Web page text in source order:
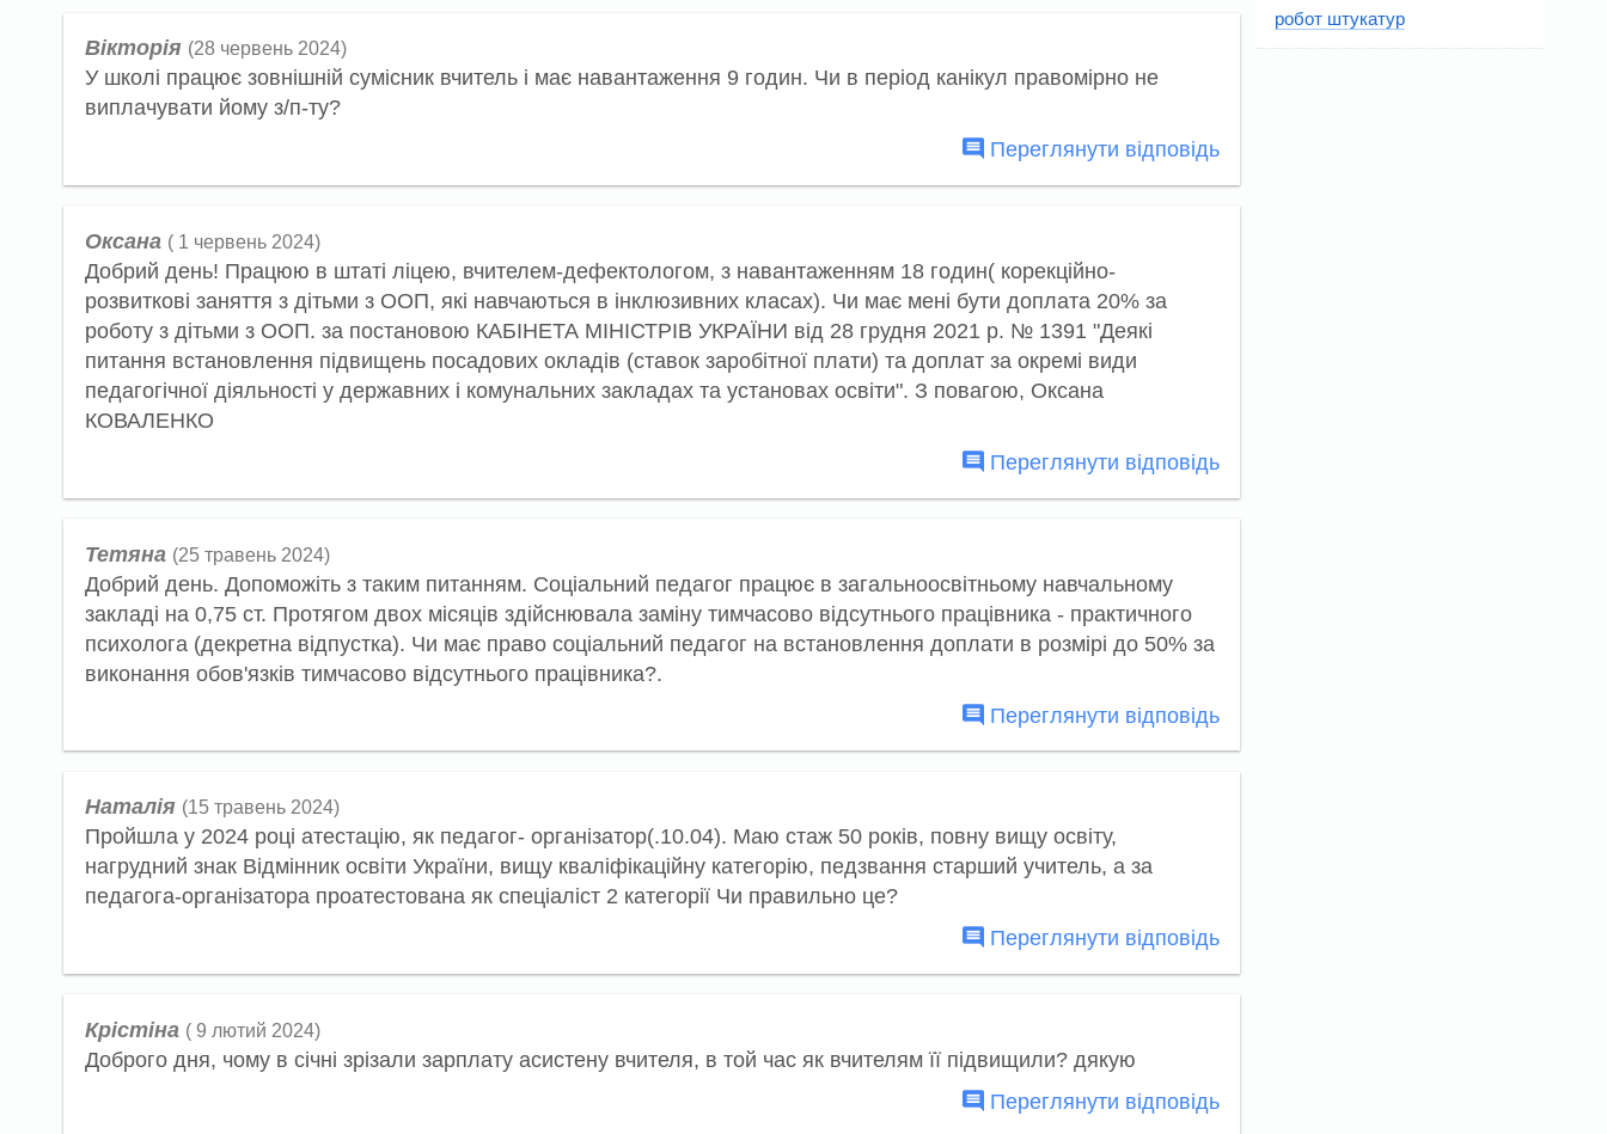
Вікторія (28 червень 2024)
У школі працює зовнішній сумісник вчитель і має навантаження 9 годин. Чи в період канікул правомірно не
виплачувати йому з/п-ту?
Переглянути відповідь
Оксана ( 1 червень 2024)
Добрий день! Працюю в штаті ліцею, вчителем-дефектологoм, з навантаженням 18 годин( корекційно-
розвиткові заняття з дітьми з ООП, які навчаються в інклюзивних класах). Чи має мені бути доплата 20% за
роботу з дітьми з ООП. за постановою КАБІНЕТА МІНІСТРІВ УКРАЇНИ від 28 грудня 2021 р. № 1391 "Деякі
питання встановлення підвищень посадових окладів (ставок заробітної плати) та доплат за окремі види
педагогічної діяльності у державних і комунальних закладах та установах освіти". З повагою, Оксана
КОВАЛЕНКО
Переглянути відповідь
Тетяна (25 травень 2024)
Добрий день. Допоможіть з таким питанням. Соціальний педагог працює в загальноосвітньому навчальному
закладі на 0,75 ст. Протягом двох місяців здійснювала заміну тимчасово відсутнього працівника - практичного
психолога (декретна відпустка). Чи має право соціальний педагог на встановлення доплати в розмірі до 50% за
виконання обов'язків тимчасово відсутнього працівника?.
Переглянути відповідь
Наталія (15 травень 2024)
Пройшла у 2024 році атестацію, як педагог- організатор(.10.04). Маю стаж 50 років, повну вищу освіту,
нагрудний знак Відмінник освіти України, вищу кваліфікаційну категорію, педзвання старший учитель, а за
педагога-організатора проатестована як спеціаліст 2 категорії Чи правильно це?
Переглянути відповідь
Крістіна ( 9 лютий 2024)
Доброго дня, чому в січні зрізали зарплату асистену вчителя, в той час як вчителям її підвищили? дякую
Переглянути відповідь
робот штукатур